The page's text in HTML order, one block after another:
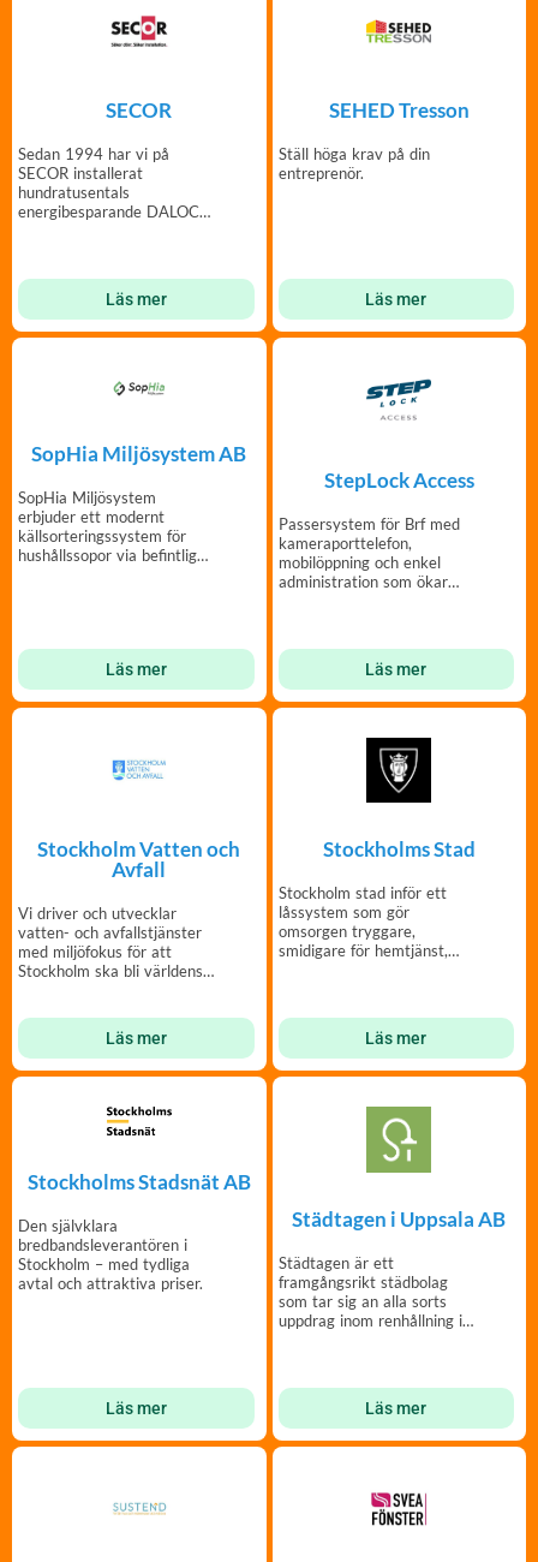
SECOR
Sedan 1994 har vi på
SECOR installerat
hundratusentals
energibesparande DALOC
Läs mer
SEHED Tresson
Ställ höga krav på din
entreprenör.
Läs mer
SopHia Miljösystem AB
SopHia Miljösystem
erbjuder ett modernt
källsorteringssystem för
hushållssopor via befintliga
Läs mer
StepLock Access
Passersystem för Brf med
kameraporttelefon,
mobilöppning och enkel
administration som ökar
Läs mer
Stockholm Vatten och
Avfall
Vi driver och utvecklar
vatten- och avfallstjänster
med miljöfokus för att
Stockholm ska bli världens
Läs mer
Stockholms Stad
Stockholm stad inför ett
låssystem som gör
omsorgen tryggare,
smidigare för hemtjänst,
Läs mer
Stockholms Stadsnät AB
Den självklara
bredbandsleverantören i
Stockholm – med tyd­liga
avtal och attraktiva priser.
Läs mer
Städtagen i Uppsala AB
Städtagen är ett
framgångsrikt städbolag
som tar sig an alla sorts
uppdrag inom renhållning i
Läs mer